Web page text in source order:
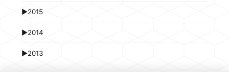
►2015
►2014
►2013